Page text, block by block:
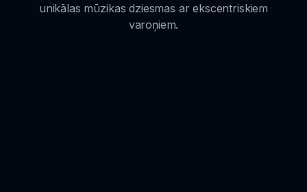
unikālas mūzikas dziesmas ar ekscentriskiem
varoņiem.